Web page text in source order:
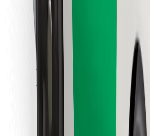
უსაფრთხოება
გადმოწერე Bolt
იპოვე შენი საყვარელი კერძები!
გადმოწერე Bolt Food